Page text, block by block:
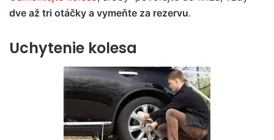
dve až tri otáčky a vymeňte za rezervu.
Uchytenie kolesa